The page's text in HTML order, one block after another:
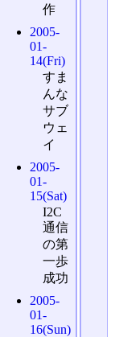
作
2005-
01-
14(Fri)
すま
んな
サブ
ウェ
イ
2005-
01-
15(Sat)
I2C
通信
の第
一歩
成功
2005-
01-
16(Sun)